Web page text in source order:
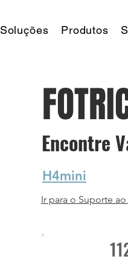
Soluções Produtos
Encontre
H4mini
Ir para o Suporte